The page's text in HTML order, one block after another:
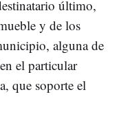
último,
y de los
alguna de
el particular
que soporte el